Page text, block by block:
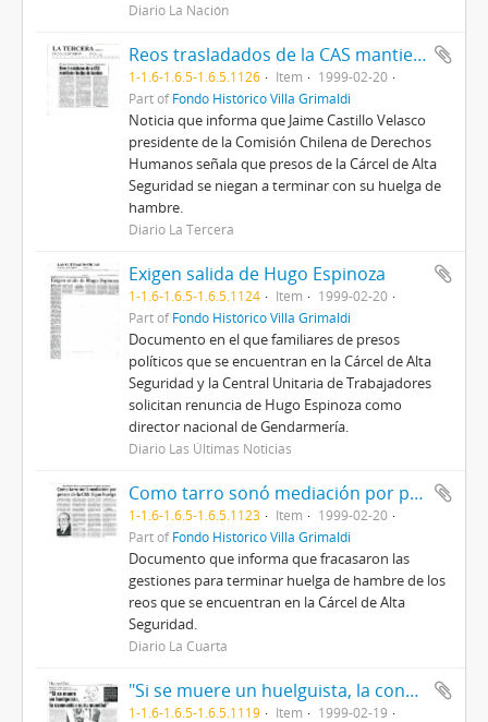
Diario La Nación
Reos trasladados de la CAS mantienen huelga de hambre
1-1.6-1.6.5-1.6.5.1126 Item
1999-02-20
Part ofFondo Histórico Villa Grimaldi
Noticia que informa que Jaime Castillo Velasco
presidente de la Comisión Chilena de Derechos
Humanos señala que presos de la Cárcel de Alta
Seguridad se niegan a terminar con su huelga de
hambre.
Diario La Tercera
Exigen salida de Hugo Espinoza
1-1.6-1.6.5-1.6.5.1124 Item
1999-02-20
Part ofFondo Histórico Villa Grimaldi
Documento en el que familiares de presos
políticos que se encuentran en la Cárcel de Alta
Seguridad y la Central Unitaria de Trabajadores
solicitan renuncia de Hugo Espinoza como
director nacional de Gendarmería.
Diario Las Últimas Noticias
Como tarro sonó mediación por presos de la CAS: Sigue huelga
1-1.6-1.6.5-1.6.5.1123 Item
1999-02-20
Part ofFondo Histórico Villa Grimaldi
Documento que informa que fracasaron las
gestiones para terminar huelga de hambre de los
reos que se encuentran en la Cárcel de Alta
Seguridad.
Diario La Cuarta
"Si se muere un huelguista, la conmoción sería mundial"
1-1.6-1.6.5-1.6.5.1119 Item
1999-02-19